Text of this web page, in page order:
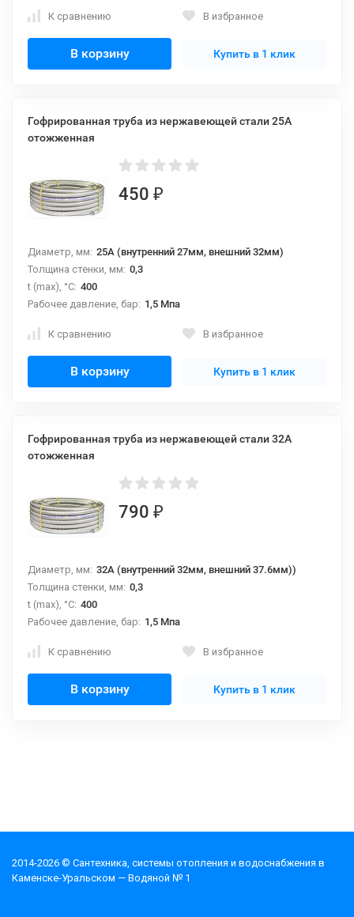
К сравнению В избранное
В корзину Купить в 1 клик
Гофрированная труба из нержавеющей стали 25А
отожженная
450 ₽
Диаметр, мм: 25A (внутренний 27мм, внешний 32мм)
Толщина стенки, мм: 0,3
t (max), °С: 400
Рабочее давление, бар: 1,5 Мпа
К сравнению В избранное
В корзину Купить в 1 клик
Гофрированная труба из нержавеющей стали 32А
отожженная
790 ₽
Диаметр, мм: 32A (внутренний 32мм, внешний 37.6мм))
Толщина стенки, мм: 0,3
t (max), °С: 400
Рабочее давление, бар: 1,5 Мпа
К сравнению В избранное
В корзину Купить в 1 клик
2014-2026 © Cантехника, системы отопления и водоснабжения в
Каменске-Уральском — Водяной № 1